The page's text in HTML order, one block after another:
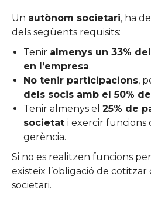
Un autònom societari, ha
dels següents requisits:
Tenir almenys un 33%
en l’empresa.
No tenir participacions,
dels socis amb el 50%
Tenir almenys el 25% de
societat i exercir funcions
gerència.
Si no es realitzen funcions
existeix l’obligació de
societari.